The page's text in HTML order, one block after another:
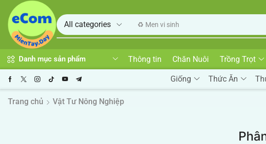
♻️ Men vi sinh
Danh mục sản phẩm Thông tin Chăn Nuôi Trồng Trọt
Giống Thức Ăn
Trang chủ Vật Tư Nông Nghiệp